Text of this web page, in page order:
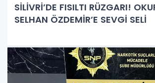
SİLİVRİ’DE FISILTI RÜZGARI!
SELHAN ÖZDEMİR’E SEVGİ SELİ